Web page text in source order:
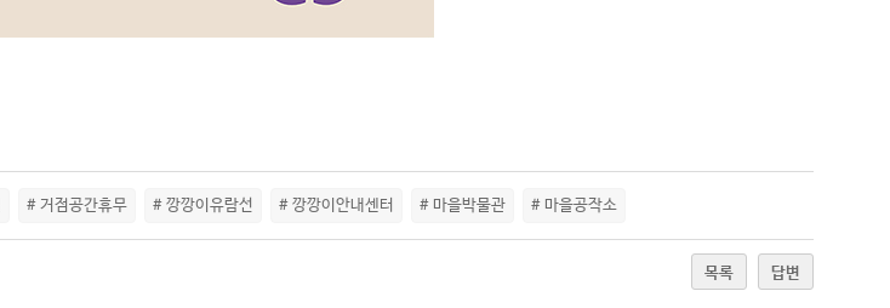
# 거점공간휴무 # 깡깡이유람선 # 깡깡이안내센터 # 마을박물관 # 마을공작소
목록 답변